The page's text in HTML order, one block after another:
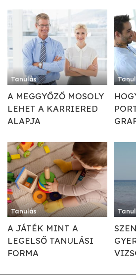
Tanulás
A MEGGYŐZŐ MOSOLY
LEHET A KARRIERED
ALAPJA
Tanulás
A JÁTÉK MINT A
LEGELSŐ TANULÁSI
FORMA